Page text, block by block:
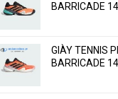
BARRICADE
GIÀY TENNIS
BARRICADE